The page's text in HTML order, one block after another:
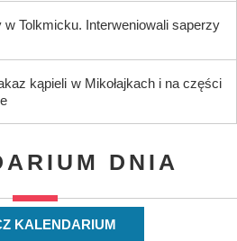
w Tolkmicku. Interweniowali saperzy
kąpieli w Mikołajkach i na części
DNIA
KALENDARIUM